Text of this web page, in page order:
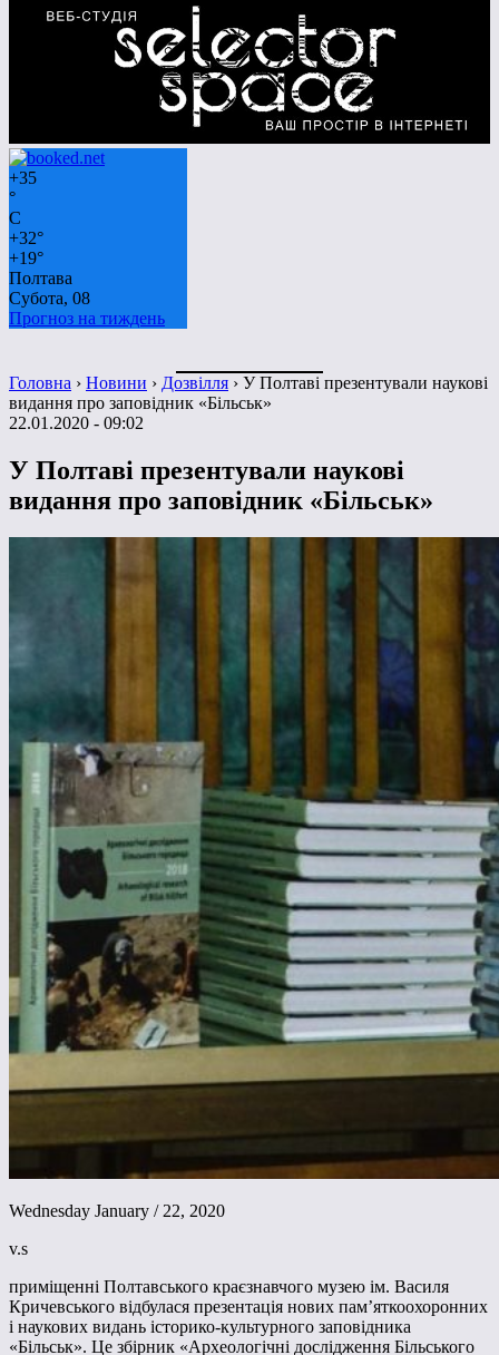
+35
°
C
+32°
+19°
Полтава
Субота, 08
Прогноз на тиждень
Головна › Новини › Дозвілля › У Полтаві презентували наукові
видання про заповідник «Більськ»
22.01.2020 - 09:02
У Полтаві презентували наукові
видання про заповідник «Більськ»
Wednesday January / 22, 2020
v.s
приміщенні Полтавського краєзнавчого музею ім. Василя
Кричевського відбулася презентація нових пам’яткоохоронних
і наукових видань історико-культурного заповідника
«Більськ». Це збірник «Археологічні дослідження Більського